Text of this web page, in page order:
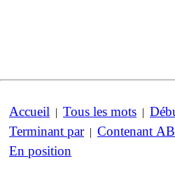
Accueil | Tous les mots |
Terminant par| Contenant AB
En position